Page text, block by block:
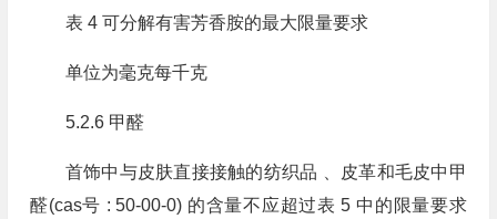
表 4 可分解有害芳香胺的最大限量要求
单位为毫克每千克
5.2.6 甲醛
首饰中与皮肤直接接触的纺织品 、皮革和毛皮中甲
醛(cas号 : 50-00-0) 的含量不应超过表 5 中的限量要求